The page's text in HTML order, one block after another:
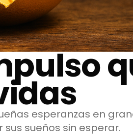
esperanzas en
sueños sin esperar.